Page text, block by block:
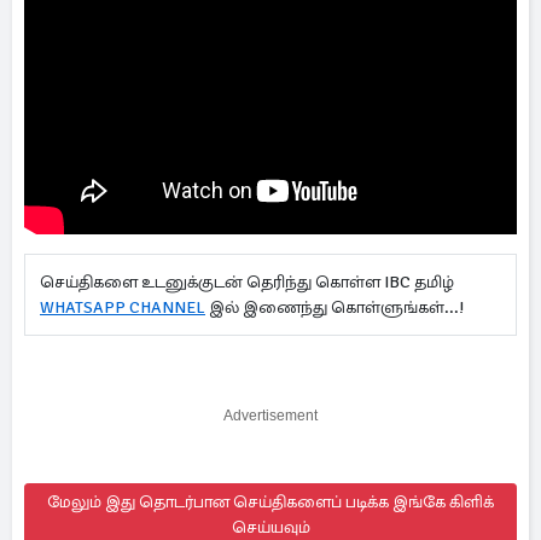
செய்திகளை உடனுக்குடன் தெரிந்து கொள்ள IBC தமிழ்
WHATSAPP CHANNEL இல் இணைந்து கொள்ளுங்கள்...!
Advertisement
மேலும் இது தொடர்பான செய்திகளைப் படிக்க இங்கே கிளிக்
செய்யவும்